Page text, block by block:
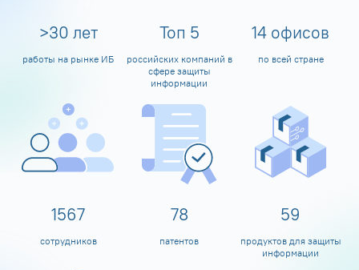
>30 лет
работы на рынке ИБ
Топ 5
российских компаний в
сфере защиты
информации
14 офисов
по всей стране
1600
сотрудников
80
патентов
60
продуктов для защиты
информации